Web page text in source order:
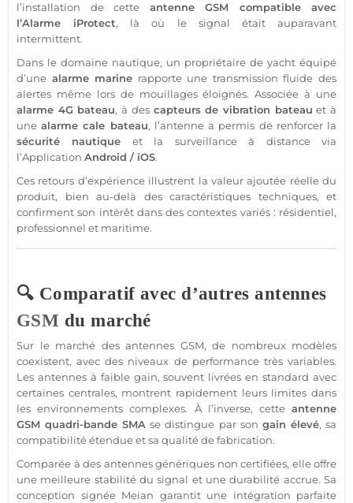
l’installation de cette antenne GSM compatibleavec
l’Alarme iProtect, là où le signal était auparavant
intermittent.
Dans le domaine nautique, un propriétaire de yacht équipé
d’une alarme marine rapporte une transmission fluide des
alertes même lors de mouillages éloignés. Associée à une
alarme 4G bateau, à des capteurs de vibration bateau et à
unealarme cale bateau, l’antenne a permis de renforcer la
sécurité
nautique et la surveillanceà distance via
l’Application Android / iOS.
Ces retours d’expérience illustrent la valeur ajoutée réelle du
produit, bien au-delà des caractéristiques techniques, et
confirment son intérêt dans des contextes variés : résidentiel,
professionnel et maritime.
🔍 Comparatif avec d’autres antennes
GSM du marché
Sur le marché des antennes GSM, de nombreux modèles
coexistent, avec des niveaux de performance très variables.
Les antennes à faible gain, souvent livrées en standard avec
certaines centrales, montrent rapidement leurs limites dans
les environnements complexes. À l’inverse, cette antenne
GSM quadri-bande SMA se distingue par son gain élevé, sa
compatibilité étendue et sa qualité de fabrication.
Comparée à des antennes génériques non certifiées, elle offre
une meilleure stabilité du signal et une durabilité accrue. Sa
conception signée Meian garantit une intégration parfaite